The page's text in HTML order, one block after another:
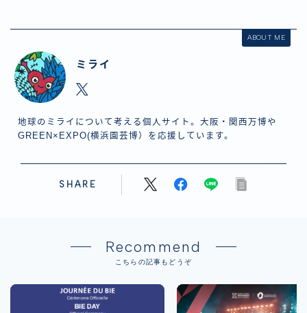
ABOUT ME
ミライ
地球のミライについて考える個人サイト。大阪・関西万博や
GREEN×EXPO(横浜園芸博）を応援しています。
SHARE
Recommend
こちらの記事もどうぞ